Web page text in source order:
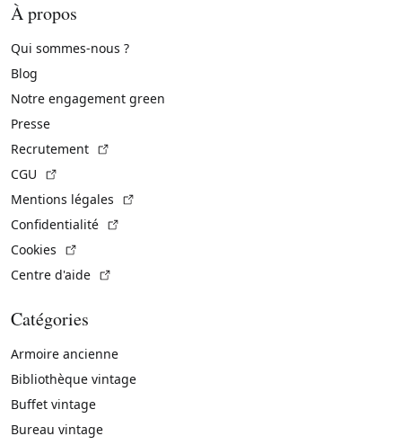
À propos
Qui sommes-nous ?
Blog
Notre engagement green
Presse
Recrutement
CGU
Mentions légales
Confidentialité
Cookies
Centre d'aide
Catégories
Armoire ancienne
Bibliothèque vintage
Buffet vintage
Bureau vintage